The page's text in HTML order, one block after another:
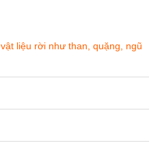
liệu rời như than, quặng, ngũ